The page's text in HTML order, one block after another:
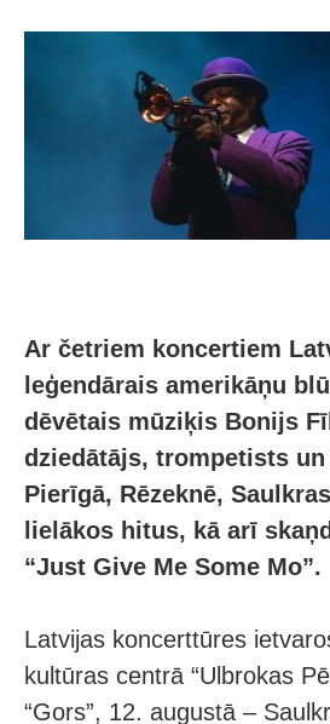
Ar četriem koncertiem
leģendārais amerikāņu
dēvētais mūziķis Bonijs
dziedātājs, trompetists
Pierīgā, Rēzeknē,
lielākos hitus, kā arī
“Just Give Me Some Mo”.
Latvijas koncerttūres
kultūras centrā “Ulbrokas
“Gors”, 12. augustā –